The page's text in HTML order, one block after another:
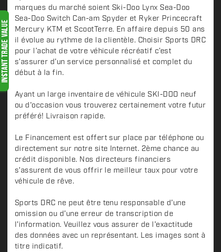
marques du marché soient Ski-Doo Lynx Sea-Doo
Sea-Doo Switch Can-am Spyder et Ryker Princecraft
Mercury KTM et ScootTerre. En affaire depuis 50 ans
il évolue au rythme de la clientèle. Choisir Sports DRC
pour l’achat de votre véhicule récréatif c’est
s’assurer d’un service personnalisé et complet du
début à la fin.
Ayant un large inventaire de véhicule SKI-DOO neuf
ou d'occasion vous trouverez certainement votre futur
préféré! Livraison rapide.
Le Financement est offert sur place par téléphone ou
directement sur notre site Internet. 2ème chance au
crédit disponible. Nos directeurs financiers
s'assurent de vous offrir le meilleur taux pour votre
véhicule de rêve.
Sports DRC ne peut être tenu responsable d'une
omission ou d'une erreur de transcription de
l'information. Veuillez vous assurer de l'exactitude
des données avec un représentant. Les images sont à
titre indicatif.